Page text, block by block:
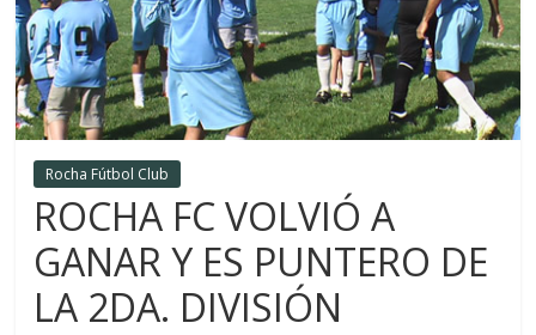
Rocha Fútbol Club
ROCHA FC VOLVIÓ A
GANAR Y ES PUNTERO DE
LA 2DA. DIVISIÓN